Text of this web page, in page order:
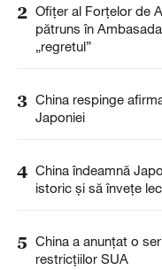
2 Ofițer al Forțelor de
pătruns în
„regretul”
3 China respinge
Japoniei
4 China îndeamnă
istoric și să învețe
5 China a anunţat o
restricţiilor SUA